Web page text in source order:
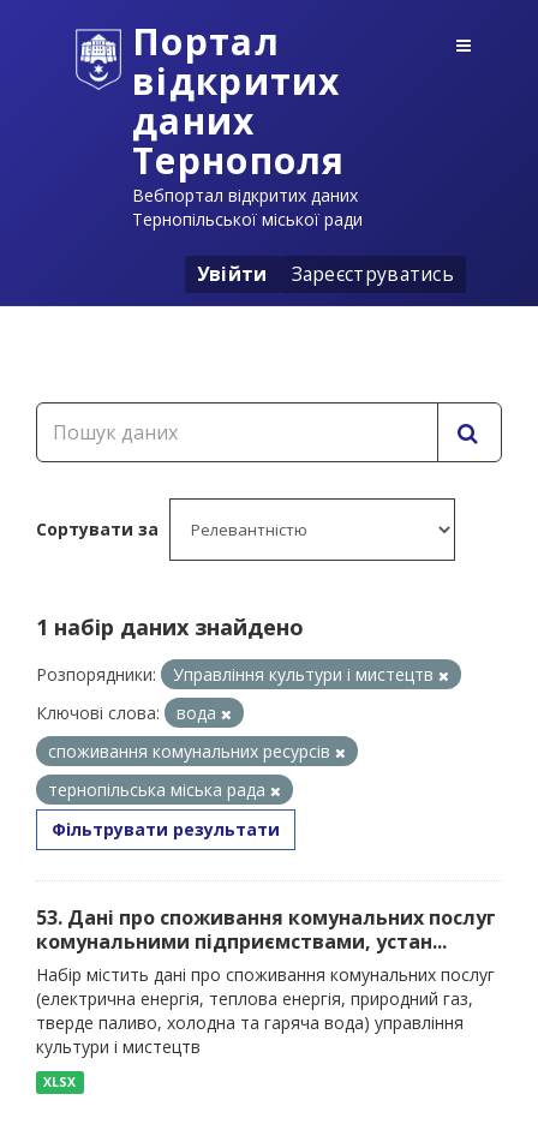
Портал
відкритих
даних
Тернополя
Вебпортал відкритих даних
Тернопільської міської ради
Увійти Зареєструватись
Сортувати за
1 набір даних знайдено
Розпорядники:
Управління культури і мистецтв
Ключові слова:
вода
споживання комунальних ресурсів
тернопільська міська рада
Фільтрувати результати
53. Дані про споживання комунальних послуг
комунальними підприємствами, устан...
Набір містить дані про споживання комунальних послуг
(електрична енергія, теплова енергія, природний газ,
тверде паливо, холодна та гаряча вода) управління
культури і мистецтв
XLSX